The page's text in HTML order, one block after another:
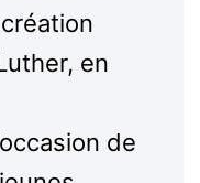
en
de